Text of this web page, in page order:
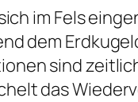
im Fels
dem
sind
das